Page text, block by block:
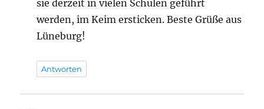
sie derzeit in vielen Schulen geführt
werden, im Keim ersticken. Beste Grüße aus
Lüneburg!
Antworten